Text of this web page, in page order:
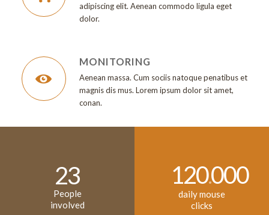
adipiscing elit. Aenean commodo ligula eget
dolor.
MONITORING
Aenean massa. Cum sociis natoque penatibus et
magnis dis mus. Lorem ipsum dolor sit amet,
conan.
23
People
involved
120.000
daily mouse
clicks